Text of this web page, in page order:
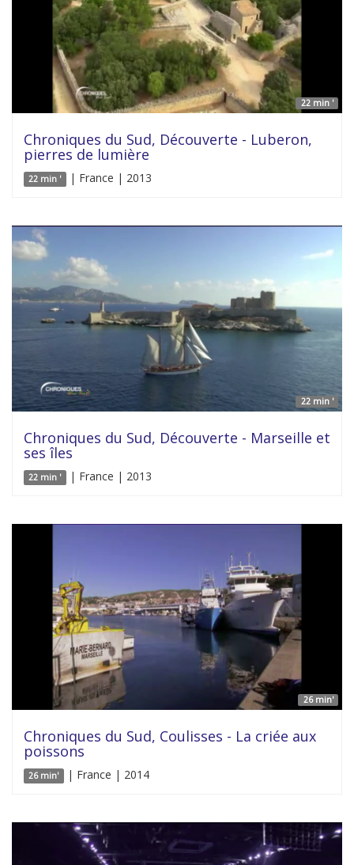
22 min '
Chroniques du Sud, Découverte - Luberon,
pierres de lumière
22 min ' | France | 2013
22 min '
Chroniques du Sud, Découverte - Marseille et
ses îles
22 min ' | France | 2013
26 min'
Chroniques du Sud, Coulisses - La criée aux
poissons
26 min' | France | 2014